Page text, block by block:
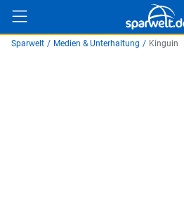
Sparwelt / Medien & Unterhaltung / Kinguin